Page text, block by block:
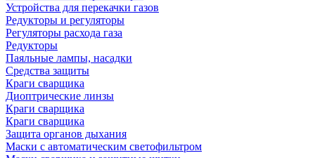
Устройства для перекачки газов
Редукторы и регуляторы
Регуляторы расхода газа
Редукторы
Паяльные лампы, насадки
Средства защиты
Краги сварщика
Диоптрические линзы
Краги сварщика
Краги сварщика
Защита органов дыхания
Маски с автоматическим светофильтром